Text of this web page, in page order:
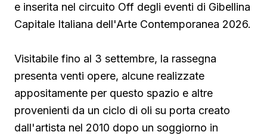
e inserita nel circuito Off degli eventi di Gibellina
Capitale Italiana dell'Arte Contemporanea 2026.
Visitabile fino al 3 settembre, la rassegna
presenta venti opere, alcune realizzate
appositamente per questo spazio e altre
provenienti da un ciclo di oli su porta creato
dall'artista nel 2010 dopo un soggiorno in